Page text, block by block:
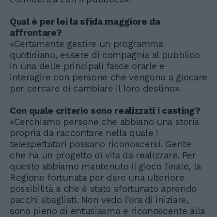
Qual è per lei la sfida maggiore da
affrontare?
«Certamente gestire un programma
quotidiano, essere di compagnia al pubblico
in una delle principali fasce orarie e
interagire con persone che vengono a giocare
per cercare di cambiare il loro destino».
Con quale criterio sono realizzati i casting?
«Cerchiamo persone che abbiano una storia
propria da raccontare nella quale i
telespettatori possano riconoscersi. Gente
che ha un progetto di vita da realizzare. Per
questo abbiamo mantenuto il gioco finale, la
Regione fortunata per dare una ulteriore
possibilità a che è stato sfortunato aprendo
pacchi sbagliati. Non vedo l’ora di iniziare,
sono pieno di entusiasmo e riconoscente alla